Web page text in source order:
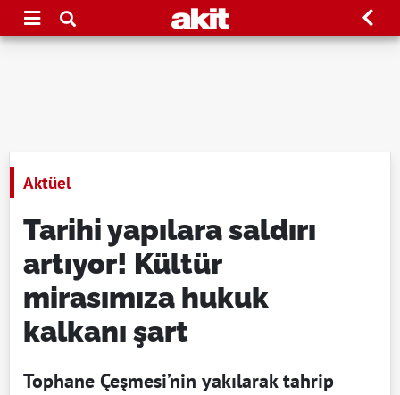
Aktüel
Tarihi yapılara saldırı
artıyor! Kültür
mirasımıza hukuk
kalkanı şart
Tophane Çeşmesi’nin yakılarak tahrip